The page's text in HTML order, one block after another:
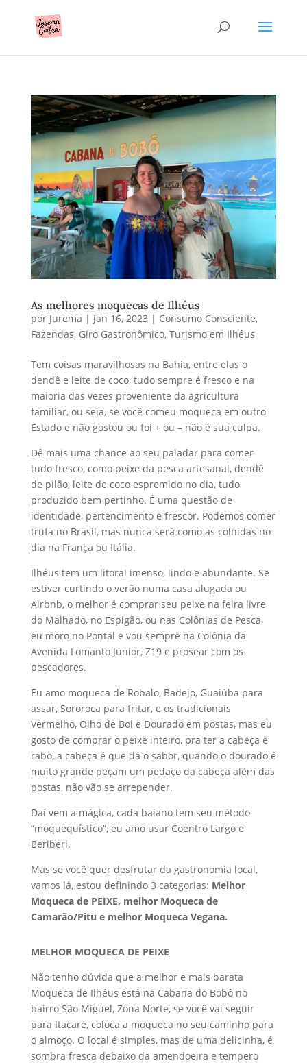
As melhores moquecas de Ilhéus
por Jurema | jan 16, 2023 | Consumo Consciente,
Fazendas, Giro Gastronômico, Turismo em Ilhéus
Tem coisas maravilhosas na Bahia, entre elas o
dendê e leite de coco, tudo sempre é fresco e na
maioria das vezes proveniente da agricultura
familiar, ou seja, se você comeu moqueca em outro
Estado e não gostou ou foi + ou – não é sua culpa.
Dê mais uma chance ao seu paladar para comer
tudo fresco, como peixe da pesca artesanal, dendê
de pilão, leite de coco espremido no dia, tudo
produzido bem pertinho. É uma questão de
identidade, pertencimento e frescor. Podemos comer
trufa no Brasil, mas nunca será como as colhidas no
dia na França ou Itália.
Ilhéus tem um litoral imenso, lindo e abundante. Se
estiver curtindo o verão numa casa alugada ou
Airbnb, o melhor é comprar seu peixe na feira livre
do Malhado, no Espigão, ou nas Colônias de Pesca,
eu moro no Pontal e vou sempre na Colônia da
Avenida Lomanto Júnior, Z19 e prosear com os
pescadores.
Eu amo moqueca de Robalo, Badejo, Guaiúba para
assar, Sororoca para fritar, e os tradicionais
Vermelho, Olho de Boi e Dourado em postas, mas eu
gosto de comprar o peixe inteiro, pra ter a cabeça e
rabo, a cabeça é que dá o sabor, quando o dourado é
muito grande peçam um pedaço da cabeça além das
postas, não vão se arrepender.
Daí vem a mágica, cada baiano tem seu método
“moquequístico”, eu amo usar Coentro Largo e
Beriberi.
Mas se você quer desfrutar da gastronomia local,
vamos lá, estou definindo 3 categorias: Melhor
Moqueca de PEIXE, melhor Moqueca de
Camarão/Pitu e melhor Moqueca Vegana.
MELHOR MOQUECA DE PEIXE
Não tenho dúvida que a melhor e mais barata
Moqueca de Ilhéus está na Cabana do Bobô no
bairro São Miguel, Zona Norte, se você vai seguir
para Itacaré, coloca a moqueca no seu caminho para
o almoço. O local é simples, mas de uma delicinha, é
sombra fresca debaixo da amendoeira e tempero